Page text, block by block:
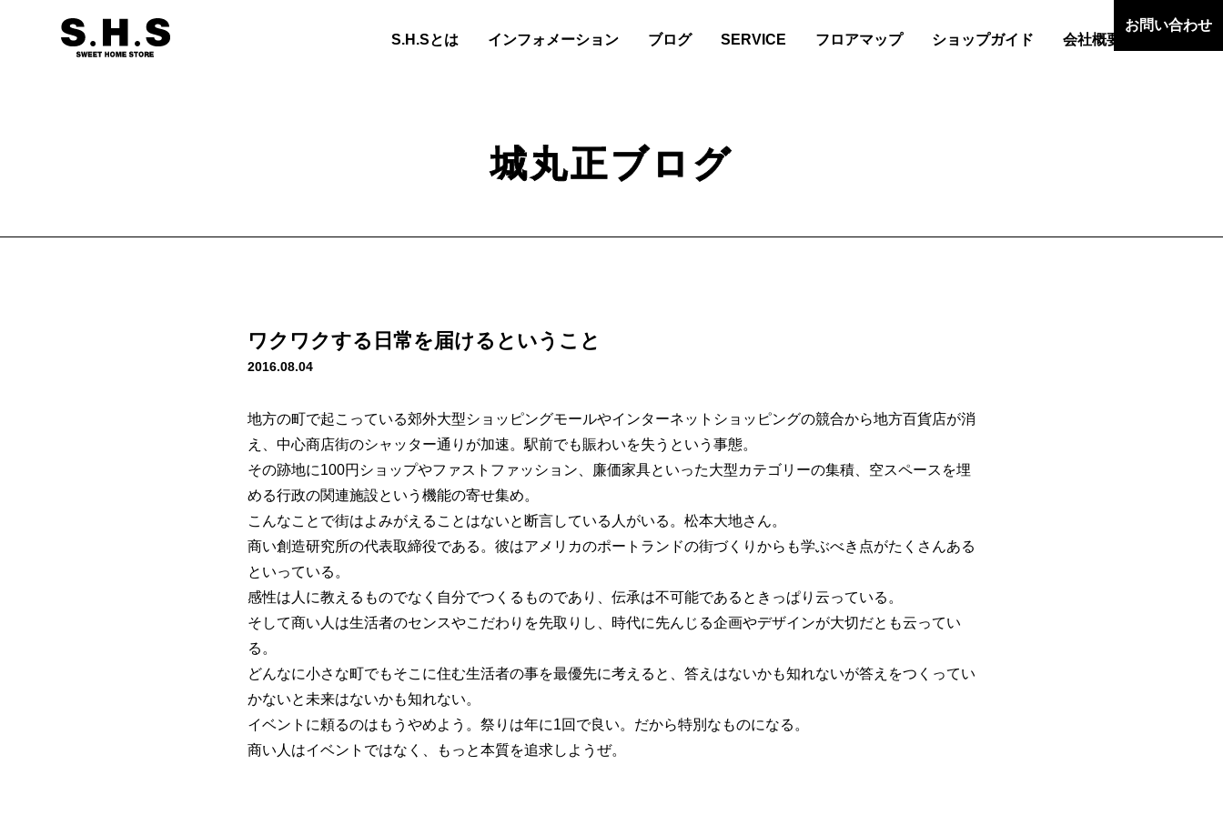
S.H.Sとは インフォメーション ブログ SERVICE フロアマップ ショップガイド 会社概要
お問い合わせ
城丸正ブログ
ワクワクする日常を届けるということ
2016.08.04
地方の町で起こっている郊外大型ショッピングモールやインターネットショッピングの競合から地方百貨店が消
え、中心商店街のシャッター通りが加速。駅前でも賑わいを失うという事態。
その跡地に100円ショップやファストファッション、廉価家具といった大型カテゴリーの集積、空スペースを埋
める行政の関連施設という機能の寄せ集め。
こんなことで街はよみがえることはないと断言している人がいる。松本大地さん。
商い創造研究所の代表取締役である。彼はアメリカのポートランドの街づくりからも学ぶべき点がたくさんある
といっている。
感性は人に教えるものでなく自分でつくるものであり、伝承は不可能であるときっぱり云っている。
そして商い人は生活者のセンスやこだわりを先取りし、時代に先んじる企画やデザインが大切だとも云ってい
る。
どんなに小さな町でもそこに住む生活者の事を最優先に考えると、答えはないかも知れないが答えをつくってい
かないと未来はないかも知れない。
イベントに頼るのはもうやめよう。祭りは年に1回で良い。だから特別なものになる。
商い人はイベントではなく、もっと本質を追求しようぜ。